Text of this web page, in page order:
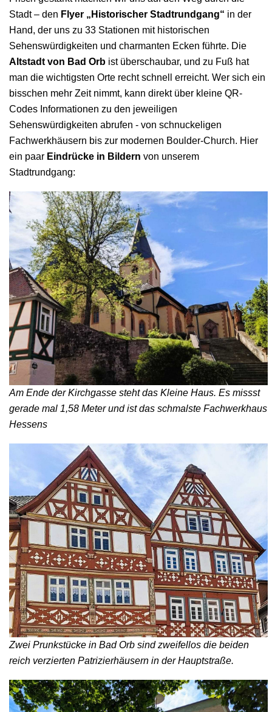
Stadt – den Flyer „Historischer Stadtrundgang“ in der
Hand, der uns zu 33 Stationen mit historischen
Sehenswürdigkeiten und charmanten Ecken führte. Die
Altstadt von Bad Orb ist überschaubar, und zu Fuß hat
man die wichtigsten Orte recht schnell erreicht. Wer sich ein
bisschen mehr Zeit nimmt, kann direkt über kleine QR-
Codes Informationen zu den jeweiligen
Sehenswürdigkeiten abrufen - von schnuckeligen
Fachwerkhäusern bis zur modernen Boulder-Church. Hier
ein paar Eindrücke in Bildern von unserem
Stadtrundgang:
Am Ende der Kirchgasse steht das Kleine Haus. Es missst
gerade mal 1,58 Meter und ist das schmalste Fachwerkhaus
Hessens
Zwei Prunkstücke in Bad Orb sind zweifellos die beiden
reich verzierten Patrizierhäusern in der Hauptstraße.